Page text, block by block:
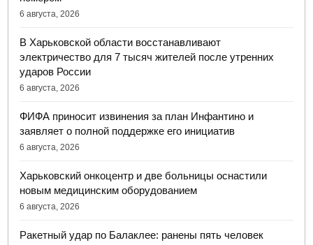
6 августа, 2026
В Харьковской области восстанавливают
электричество для 7 тысяч жителей после утренних
ударов России
6 августа, 2026
ФИФА приносит извинения за план Инфантино и
заявляет о полной поддержке его инициатив
6 августа, 2026
Харьковский онкоцентр и две больницы оснастили
новым медицинским оборудованием
6 августа, 2026
Ракетный удар по Балаклее: ранены пять человек